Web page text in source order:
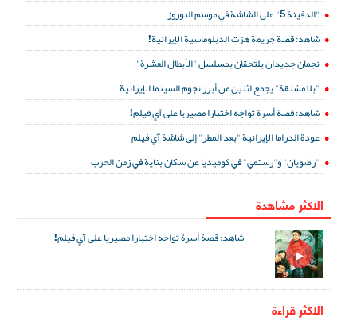
"الدفينة 5" على الشاشة في موسم النوروز
شاهد: قصة جريمة هزت الدبلوماسية الإيرانية!
نجمان جديدان يلتحقان بمسلسل "الأبطال العشرة"
"بلا مشنقة" يجمع اثنين من أبرز نجوم السينما الإيرانية
شاهد: قصة أسرة تواجه اختبارا مصيريا على آي فيلم!
عودة الدراما الإيرانية "بعد المطر" إلى شاشة آي فيلم
"رضويان" و"رستمي" في كوميديا عن سكان بناية في زمن الحرب
الاكثر مشاهدة
شاهد: قصة أسرة تواجه اختبارا مصيريا على آي فيلم!
الاكثر قراءة